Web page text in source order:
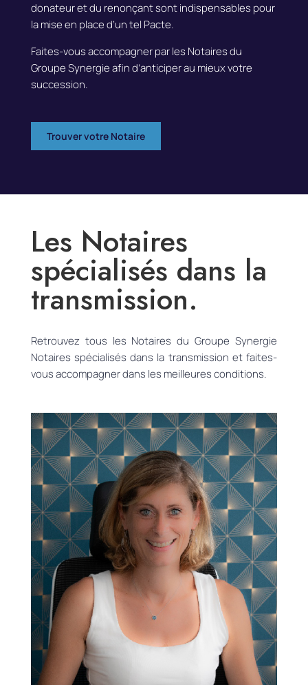
donateur et du renonçant sont indispensables pour
la mise en place d’un tel Pacte.
Faites-vous accompagner par les Notaires du
Groupe Synergie afin d’anticiper au mieux votre
succession.
Trouver votre Notaire
Les Notaires
spécialisés dans la
transmission.
Retrouvez tous les Notaires du Groupe Synergie
Notaires spécialisés dans la transmission et faites-
vous accompagner dans les meilleures conditions.